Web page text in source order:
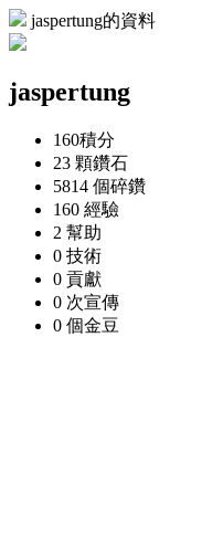
jaspertung的資料
jaspertung
160積分
23 顆鑽石
5814 個碎鑽
160 經驗
2 幫助
0 技術
0 貢獻
0 次宣傳
0 個金豆